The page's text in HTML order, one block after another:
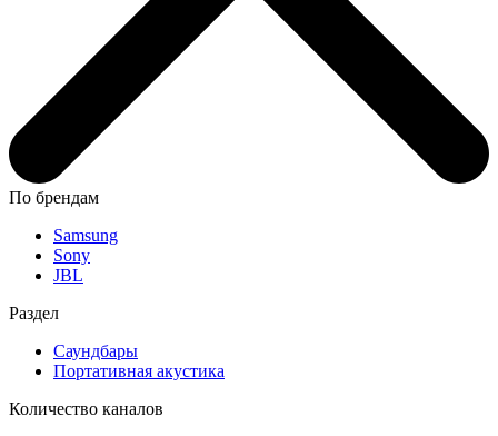
По брендам
Samsung
Sony
JBL
Раздел
Саундбары
Портативная акустика
Количество каналов